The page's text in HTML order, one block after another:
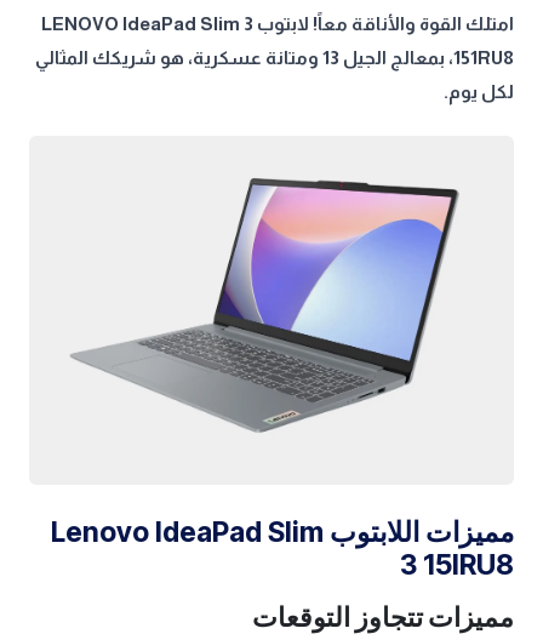
امتلك القوة والأناقة معاً! لابتوب LENOVO IdeaPad Slim 3
151RU8، بمعالج الجيل 13 ومتانة عسكرية، هو شريكك المثالي
لكل يوم.
مميزات اللابتوب Lenovo IdeaPad Slim
3 15IRU8
مميزات تتجاوز التوقعات